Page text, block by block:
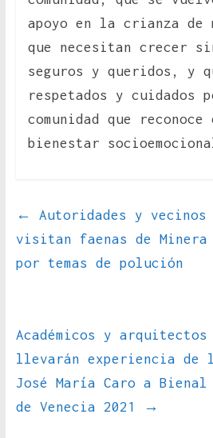
apoyo en la crianza de
que necesitan crecer
seguros y queridos, y
respetados y cuidados
comunidad que
bienestar
←
Autoridades y vecinos
visitan faenas de Minera
por temas de polución
Académicos y
llevarán experiencia de
José María Caro a
de Venecia 2021
→